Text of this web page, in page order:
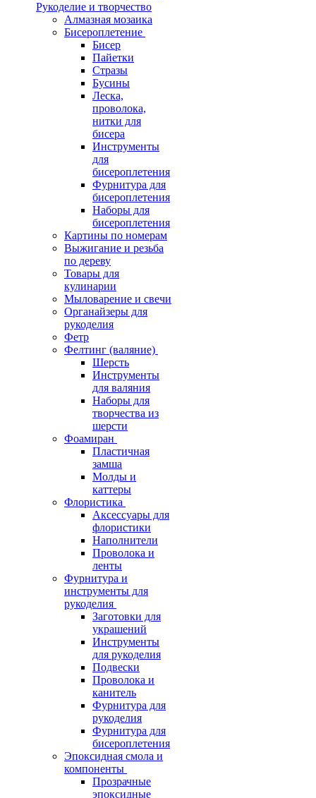
Рукоделие и творчество
Алмазная мозаика
Бисероплетение
Бисер
Пайетки
Стразы
Бусины
Леска,
проволока,
нитки для
бисера
Инструменты
для
бисероплетения
Фурнитура для
бисероплетения
Наборы для
бисероплетения
Картины по номерам
Выжигание и резьба
по дереву
Товары для
кулинарии
Мыловарение и свечи
Органайзеры для
рукоделия
Фетр
Фелтинг (валяние)
Шерсть
Инструменты
для валяния
Наборы для
творчества из
шерсти
Фоамиран
Пластичная
замша
Молды и
каттеры
Флористика
Аксессуары для
флористики
Наполнители
Проволока и
ленты
Фурнитура и
инструменты для
рукоделия
Заготовки для
украшений
Инструменты
для рукоделия
Подвески
Проволока и
канитель
Фурнитура для
рукоделия
Фурнитура для
бисероплетения
Эпоксидная смола и
компоненты
Прозрачные
эпоксидные